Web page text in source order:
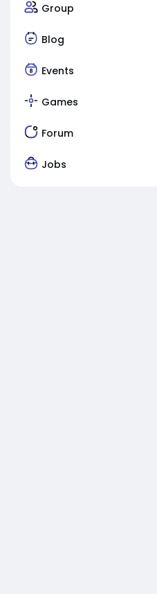
Group
Blog
Events
Games
Forum
Jobs